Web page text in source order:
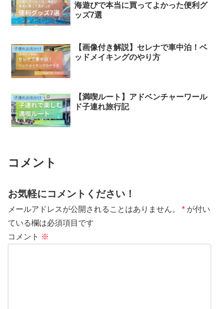
海遊びで本当に買ってよかった便利グ
ッズ7選
子連れお出かけ
【画像付き解説】セレナで車中泊！ベ
ッドメイキングのやり方
子連れお出かけ
【満喫ルート】アドベンチャーワール
ド子連れ旅行記
コメント
お気軽にコメントください！
メールアドレスが公開されることはありません。 * が付い
ている欄は必須項目です
コメント ※